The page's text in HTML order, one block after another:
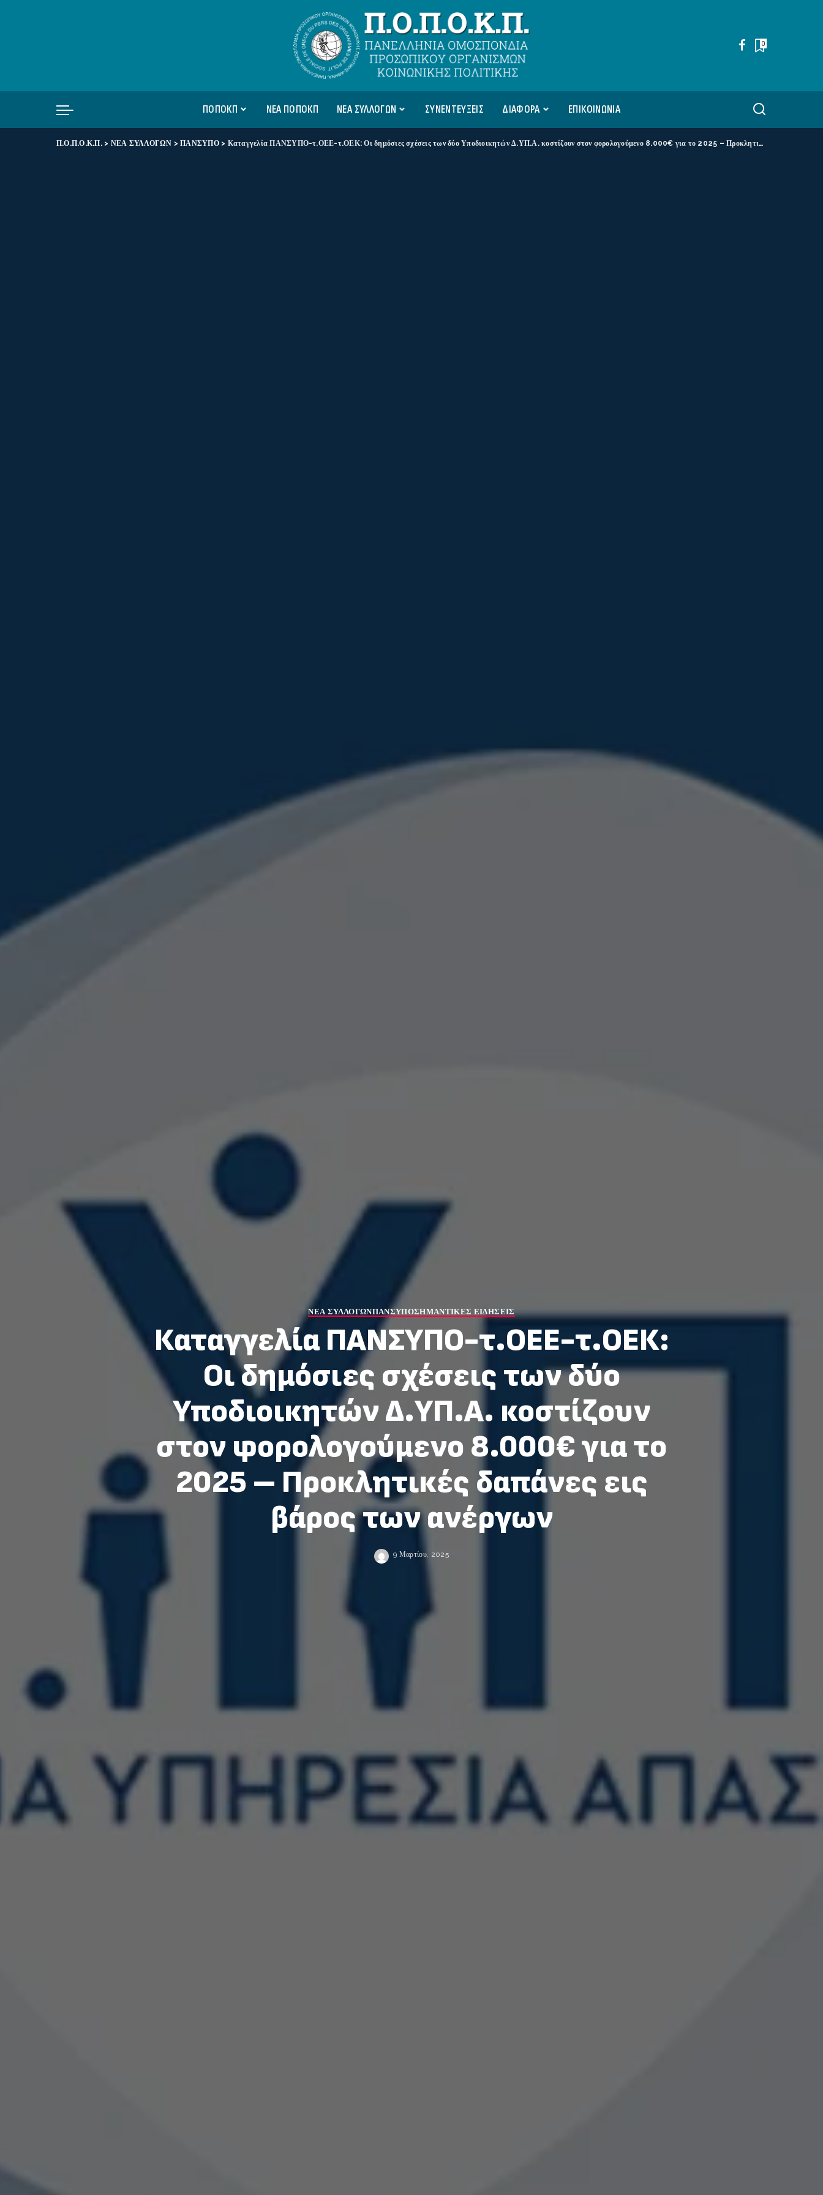
0
ΠΟΠΟΚΠ ΝΕΑ ΠΟΠΟΚΠ ΝΕΑ ΣΥΛΛΟΓΩΝ ΣΥΝΕΝΤΕΥΞΕΙΣ ΔΙΑΦΟΡΑ ΕΠΙΚΟΙΝΩΝΊΑ
Π.Ο.Π.Ο.Κ.Π.> ΝΕΑ ΣΥΛΛΟΓΩΝ >ΠΑΝΣΥΠΟ> Καταγγελία ΠΑΝΣΥΠΟ-τ.ΟΕΕ-τ.ΟΕΚ: Οι δημόσιες σχέσεις των δύο Υποδιοικητών Δ.ΥΠ.Α. κοστίζουν στον φορολογούμενο 8.000€ για το 2025 – Προκλητικές δαπάνες εις βάρος των ανέργων
ΝΕΑ ΣΥΛΛΟΓΩΝΠΑΝΣΥΠΟΣΗΜΑΝΤΙΚΕΣ ΕΙΔΗΣΕΙΣ
Καταγγελία ΠΑΝΣΥΠΟ-τ.ΟΕΕ-τ.ΟΕΚ:
Οι δημόσιες σχέσεις των δύο
Υποδιοικητών Δ.ΥΠ.Α. κοστίζουν
στον φορολογούμενο 8.000€ για το
2025 – Προκλητικές δαπάνες εις
βάρος των ανέργων
9 Μαρτίου, 2025